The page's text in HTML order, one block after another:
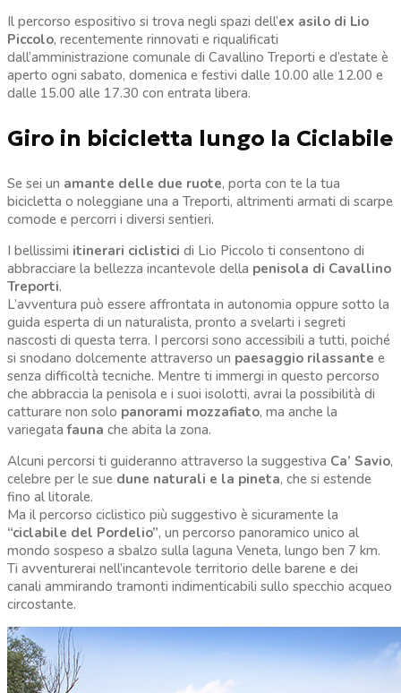
Il percorso espositivo si trova negli spazi dell’ex asilo di Lio
Piccolo, recentemente rinnovati e riqualificati
dall’amministrazione comunale di Cavallino Treporti e d’estate è
aperto ogni sabato, domenica e festivi dalle 10.00 alle 12.00 e
dalle 15.00 alle 17.30 con entrata libera.
Giro in bicicletta lungo la Ciclabile
Se sei un amante delle due ruote, porta con te la tua
bicicletta o noleggiane una a Treporti, altrimenti armati di scarpe
comode e percorri i diversi sentieri.
I bellissimi itinerari ciclistici di Lio Piccolo ti consentono di
abbracciare la bellezza incantevole della penisola di Cavallino
Treporti.
L’avventura può essere affrontata in autonomia oppure sotto la
guida esperta di un naturalista, pronto a svelarti i segreti
nascosti di questa terra. I percorsi sono accessibili a tutti, poiché
si snodano dolcemente attraverso un paesaggio rilassante e
senza difficoltà tecniche. Mentre ti immergi in questo percorso
che abbraccia la penisola e i suoi isolotti, avrai la possibilità di
catturare non solo panorami mozzafiato, ma anche la
variegatafauna che abita la zona.
Alcuni percorsi ti guideranno attraverso la suggestiva Ca’ Savio,
celebre per le sue dune naturali e la pineta, che si estende
fino al litorale.
Ma il percorso ciclistico più suggestivo è sicuramente la
“ciclabile del Pordelio”, un percorso panoramico unico al
mondo sospeso a sbalzo sulla laguna Veneta, lungo ben 7 km.
Ti avventurerai nell’incantevole territorio delle barene e dei
canali ammirando tramonti indimenticabili sullo specchio acqueo
circostante.